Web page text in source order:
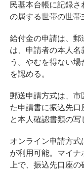
民基本台帳に記録
の属する世帯の世帯
給付金の申請は、郵
は、申請者の本人
う。やむを得ない
を認める。
郵送申請方式は、市
た申請書に振込先
と本人確認書類の写
オンライン申請方
が利用可能。マイナ
上で、振込先口座